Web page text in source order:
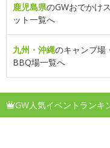
鹿児島県のGWおでかけ
ット一覧へ
九州・沖縄のキャンプ場
BBQ場一覧へ
GW人気イベントランキ